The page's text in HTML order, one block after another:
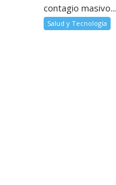
contagio masivo...
Salud y Tecnología